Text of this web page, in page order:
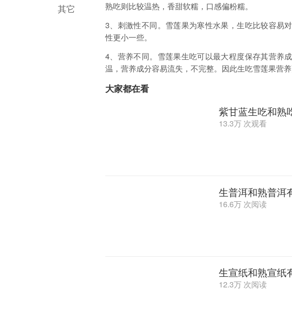
其它
熟吃则比较温热，香甜软糯，口感偏粉糯。
3、刺激性不同。雪莲果为寒性水果，生吃比较容易
性更小一些。
4、营养不同。雪莲果生吃可以最大程度保存其营养
温，营养成分容易流失，不完整。因此生吃雪莲果营养
大家都在看
紫甘蓝生吃和熟
13.3万 次观看
生普洱和熟普洱
16.6万 次阅读
生宣纸和熟宣纸
12.3万 次阅读